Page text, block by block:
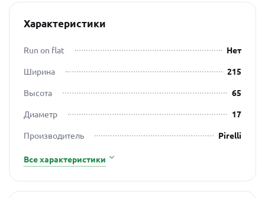
Характеристики
Run on flat
Нет
Ширина
215
Высота
65
Диаметр
17
Производитель
Pirelli
Все характеристики